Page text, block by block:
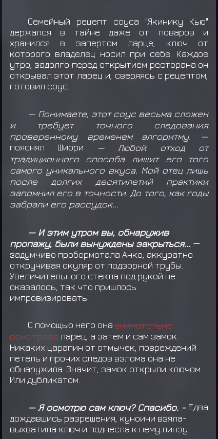
Семейный рецепт соуса "Якинику Кью"
держался в тайне даже от поваров и
хранился в запертом ларце, ключ от
которого владелец носил при себе. Каждое
утро, задолго перед открытием ресторана он
открывал этот ларец и, сверяясь с рецептом,
готовил соус.
— Понимаете, этот соус весьма сложен
и требует точного следования
проверенному временем алгоритму. —
пояснял Шиори —Любой отход от
традиционного способа лишит его того
самого уникального вкуса. Мой отец лишь
после долгих десятилетий практики
запомнил его в точности. До того, как годы
забрали его рассудок...
— И этим утром вы, обнаружив
пропажу, были вынуждены закрыться... —
задумчиво пробормотала Анко, аккуратно
откручивая окуляр от подзорной трубы.
Увеличительного стекла под рукой не
оказалось, так что пришлось
импровизировать.
С помощью него онавнимательно
осмотрелаларец, а затем и сам замок.
Никаких царапин от отмычек, повреждений
петель и прочих следов взлома она не
обнаружила. Значит, замок открыли ключом.
Или дубликатом.
— Я осмотрю сам ключ? Спасибо. - Едва
дождавшись разрешения, куноичи взяла-
выхватила ключ и поднесла к нему линзу.